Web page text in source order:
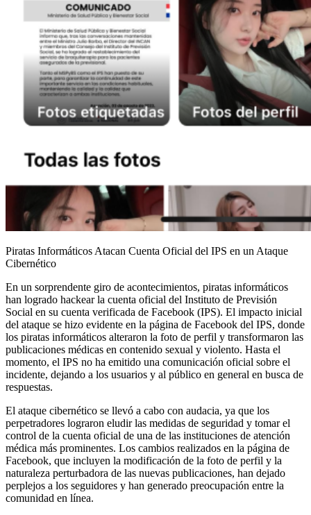
Piratas Informáticos Atacan Cuenta Oficial del IPS en un Ataque
Cibernético
En un sorprendente giro de acontecimientos, piratas informáticos
han logrado hackear la cuenta oficial del Instituto de Previsión
Social en su cuenta verificada de Facebook (IPS). El impacto inicial
del ataque se hizo evidente en la página de Facebook del IPS, donde
los piratas informáticos alteraron la foto de perfil y transformaron las
publicaciones médicas en contenido sexual y violento. Hasta el
momento, el IPS no ha emitido una comunicación oficial sobre el
incidente, dejando a los usuarios y al público en general en busca de
respuestas.
El ataque cibernético se llevó a cabo con audacia, ya que los
perpetradores lograron eludir las medidas de seguridad y tomar el
control de la cuenta oficial de una de las instituciones de atención
médica más prominentes. Los cambios realizados en la página de
Facebook, que incluyen la modificación de la foto de perfil y la
naturaleza perturbadora de las nuevas publicaciones, han dejado
perplejos a los seguidores y han generado preocupación entre la
comunidad en línea.